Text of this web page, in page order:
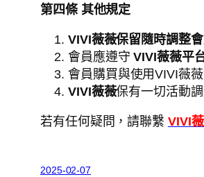
第四條 其他規定
VIVI薇薇保留隨時調整
會員應遵守VIVI薇薇平
會員購買與使用VIVI薇
VIVI薇薇保有一切活動調
若有任何疑問，請聯繫 VIVI
2025-02-07